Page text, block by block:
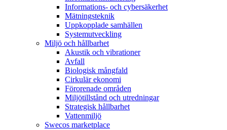
Informations- och cybersäkerhet
Mätningsteknik
Uppkopplade samhällen
Systemutveckling
Miljö och hållbarhet
Akustik och vibrationer
Avfall
Biologisk mångfald
Cirkulär ekonomi
Förorenade områden
Miljötillstånd och utredningar
Strategisk hållbarhet
Vattenmiljö
Swecos marketplace